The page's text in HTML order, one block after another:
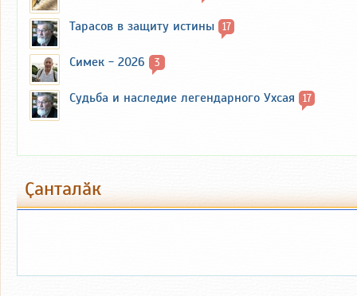
Тарасов в защиту истины 17
Симек - 2026 3
Судьба и наследие легендарного Ухсая 17
Ҫанталӑк